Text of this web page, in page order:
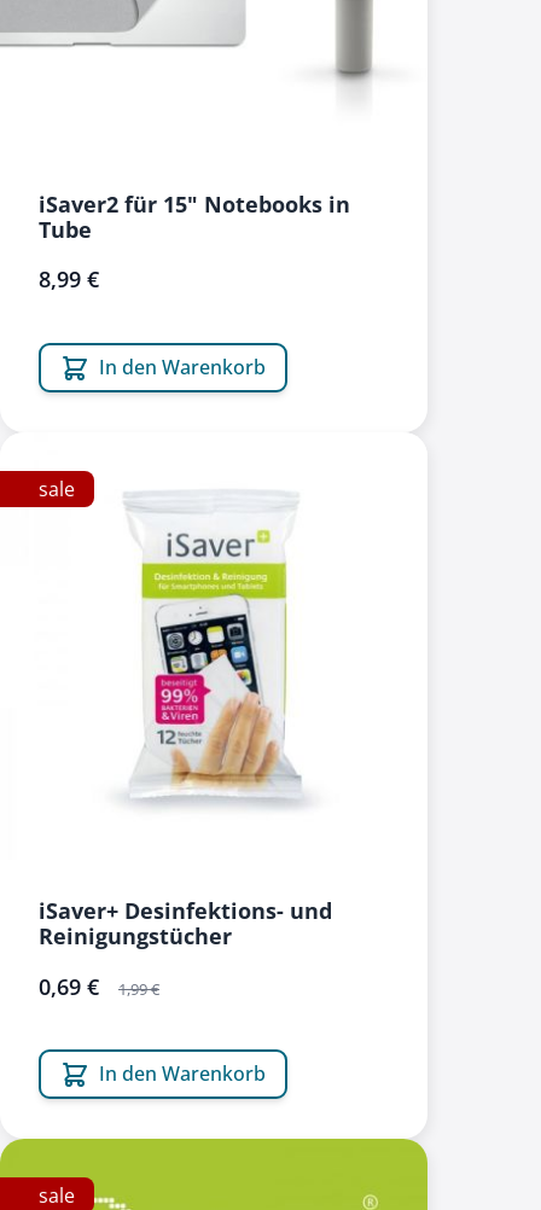
iSaver2 für 15" Notebooks in
Tube
8,99 €
In den Warenkorb
sale
iSaver+ Desinfektions- und
Reinigungstücher
sonderangebot
0,69 € 1,99 €
In den Warenkorb
sale